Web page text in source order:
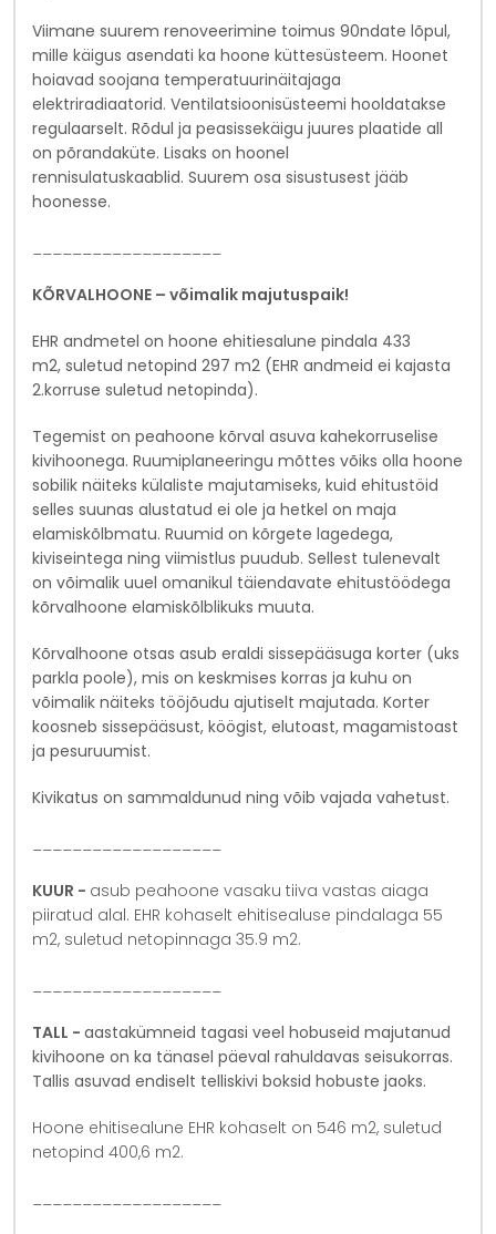
Viimane suurem renoveerimine toimus 90ndate lõpul,
mille käigus asendati ka hoone küttesüsteem. Hoonet
hoiavad soojana temperatuurinäitajaga
elektriradiaatorid. Ventilatsioonisüsteemi hooldatakse
regulaarselt. Rõdul ja peasissekäigu juures plaatide all
on põrandaküte. Lisaks on hoonel
rennisulatuskaablid. Suurem osa sisustusest jääb
hoonesse.
KÕRVALHOONE – võimalik majutuspaik!
EHR andmetel on hoone ehitiesalune pindala 433
m2, suletud netopind 297 m2 (EHR andmeid ei kajasta
2.korruse suletud netopinda).
Tegemist on peahoone kõrval asuva kahekorruselise
kivihoonega. Ruumiplaneeringu mõttes võiks olla hoone
sobilik näiteks külaliste majutamiseks, kuid ehitustöid
selles suunas alustatud ei ole ja hetkel on maja
elamiskõlbmatu. Ruumid on kõrgete lagedega,
kiviseintega ning viimistlus puudub. Sellest tulenevalt
on võimalik uuel omanikul täiendavate ehitustöödega
kõrvalhoone elamiskõlblikuks muuta.
Kõrvalhoone otsas asub eraldi sissepääsuga korter (uks
parkla poole), mis on keskmises korras ja kuhu on
võimalik näiteks tööjõudu ajutiselt majutada. Korter
koosneb sissepääsust, köögist, elutoast, magamistoast
ja pesuruumist.
Kivikatus on sammaldunud ning võib vajada vahetust.
KUUR - asub peahoone vasaku tiiva vastas aiaga
piiratud alal. EHR kohaselt ehitisealuse pindalaga 55
m2, suletud netopinnaga 35.9 m2.
TALL - aastakümneid tagasi veel hobuseid majutanud
kivihoone on ka tänasel päeval rahuldavas seisukorras.
Tallis asuvad endiselt telliskivi boksid hobuste jaoks.
Hoone ehitisealune EHR kohaselt on 546 m2, suletud
netopind 400,6 m2.